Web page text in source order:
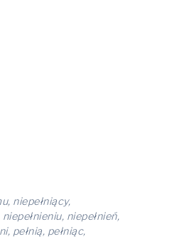
niepełniący,
niepełnień,
pełnią, pełniąc,